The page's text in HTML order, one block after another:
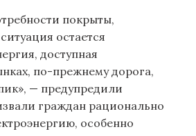
покрыты,
остается
доступная
по-прежнему дорога,
— предупредили
граждан рационально
особенно